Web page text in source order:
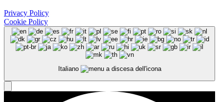
Privacy Policy
Cookie Policy
Italiano